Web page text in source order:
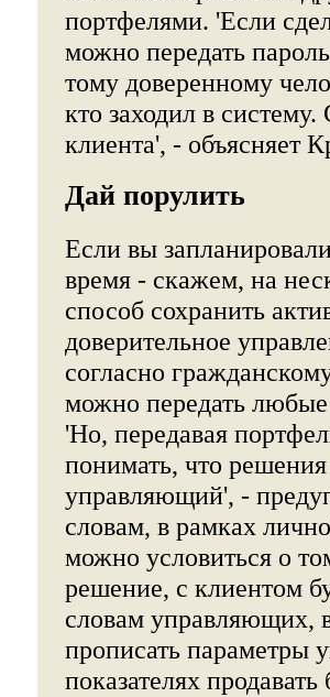
портфелями. 'Если
можно передать
тому доверенному
кто заходил в
клиента', - объясняет
Дай порулить
Если вы
время - скажем, на
способ сохранить
доверительное
согласно
можно передать
'Но, передавая
понимать, что решения
управляющий', -
словам, в рамках
можно условиться о
решение, с клиентом
словам управляющих,
прописать параметры
показателях продавать